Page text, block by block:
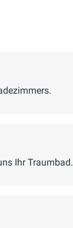
Ihr Traumbad.